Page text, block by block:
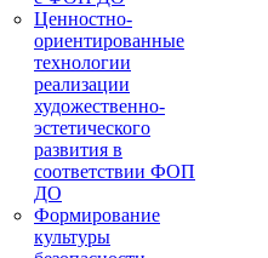
Ценностно-
ориентированные
технологии
реализации
художественно-
эстетического
развития в
соответствии ФОП
ДО
Формирование
культуры